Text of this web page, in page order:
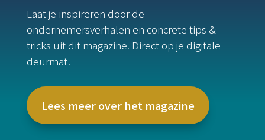
Laat je inspireren door de
ondernemersverhalen en concrete tips &
tricks uit dit magazine. Direct op je digitale
deurmat!
Lees meer over het magazine